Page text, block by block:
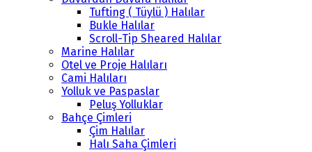
Tufting ( Tüylü ) Halılar
Bukle Halılar
Scroll-Tip Sheared Halılar
Marine Halılar
Otel ve Proje Halıları
Cami Halıları
Yolluk ve Paspaslar
Peluş Yolluklar
Bahçe Çimleri
Çim Halılar
Halı Saha Çimleri